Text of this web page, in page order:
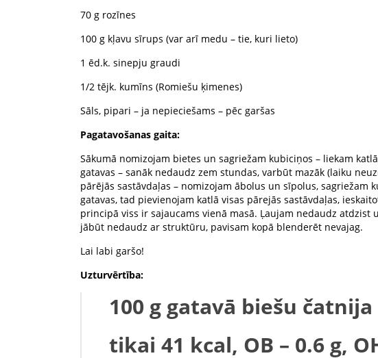
70 g rozīnes
100 g kļavu sīrups (var arī medu – tie, kuri lieto)
1 ēd.k. sinepju graudi
1/2 tējk. kumīns (Romiešu ķimenes)
Sāls, pipari – ja nepieciešams – pēc garšas
Pagatavošanas gaita:
Sākumā nomizojam bietes un sagriežam kubiciņos – liekam
gatavas – sanāk nedaudz zem stundas, varbūt mazāk (laiku
pārējās sastāvdaļas – nomizojam ābolus un sīpolus,
gatavas, tad pievienojam katlā visas pārejās sastāvdaļas,
principā viss ir sajaucams vienā masā. Ļaujam nedaudz
jābūt nedaudz ar struktūru, pavisam kopā blenderēt nevajag.
Lai labi garšo!
Uzturvērtība:
100 g gatavā biešu
tikai 41 kcal, OB – 0.6 g,